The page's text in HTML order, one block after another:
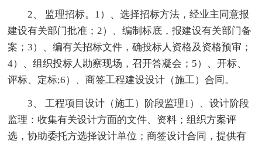
2、 监理招标。1）、选择招标方法，经业主同意报
建设有关部门批准；2）、编制标底，报建设有关部门备
案；3）、编有关招标文件，确投标人资格及资格预审；
4）、组织投标人勘察现场，召开答凝会；5）、开标、
评标、定标;6）、商签工程建设设计（施工）合同。
3、 工程项目设计（施工）阶段监理1）、设计阶段
监理：收集有关设计方面的文件、资料；组织方案评
选，协助委托方选择设计单位；商签设计合同，提供有